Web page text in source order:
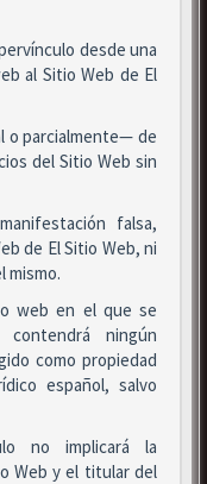
desde una
al Sitio Web de El
o parcialmente— de
del Sitio Web sin
falsa,
de El Sitio Web, ni
mismo.
web en el que se
ningún
como propiedad
español, salvo
no implicará la
Web y el titular del